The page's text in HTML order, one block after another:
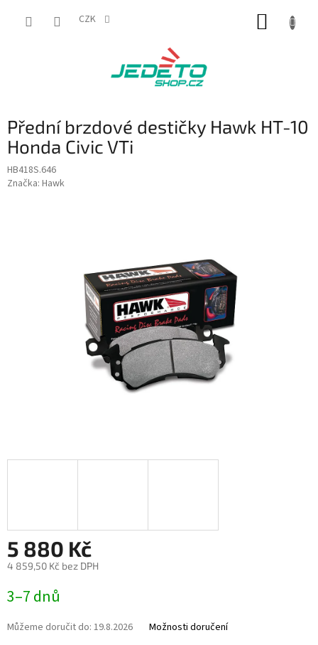
CZK
Přední brzdové destičky Hawk HT-10
Honda Civic VTi
HB418S.646
Značka: Hawk
5 880 Kč
4 859,50 Kč bez DPH
cena:
3–7 dnů
Můžeme doručit do: 19.8.2026 Možnosti doručení